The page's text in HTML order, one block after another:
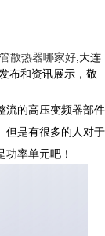
散热器哪家好,大连
布和资讯展示，敬
流的高压变频器部件
但是有很多的人对于
率单元吧！